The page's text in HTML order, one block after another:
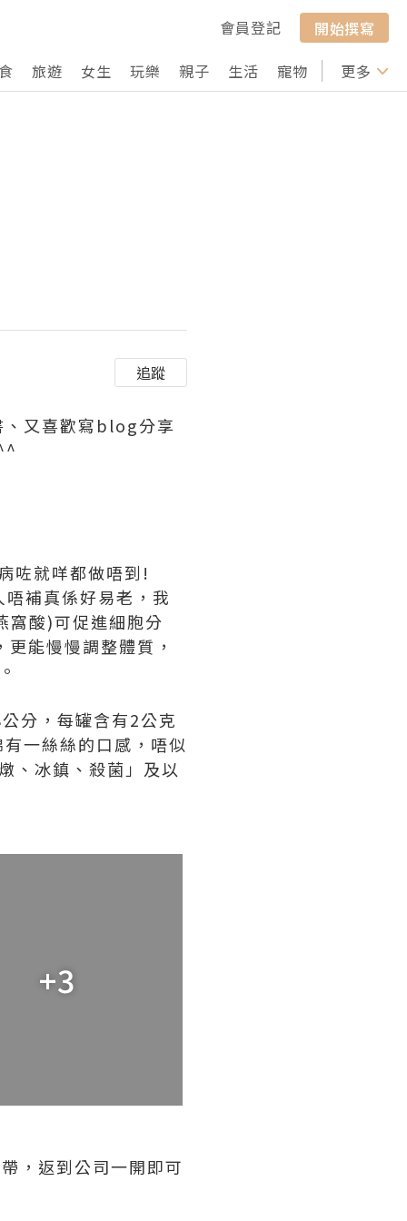
會員登記
開始撰寫
旅遊 女生 玩樂 親子 生活 寵物 行山 打卡
更多
追蹤
、又喜歡寫blog分享
咗就咩都做唔到!
補真係好易老，我
窩酸)可促進細胞分
能慢慢調整體質，
分，每罐含有2公克
一絲絲的口感，唔似
、冰鎮、殺菌」及以
+3
，返到公司一開即可